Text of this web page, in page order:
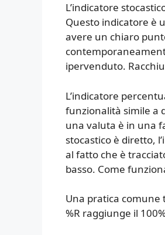
L’indicatore
Questo indicatore è
avere un chiaro
ipervenduto.
L’indicatore
funzionalità simile a
una valuta è in una
stocastico è diretto,
al fatto che è
basso. Come
Una pratica comune
%R raggiunge il